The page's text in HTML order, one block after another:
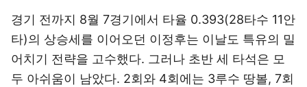
경기 전까지 8월 7경기에서 타율 0.393(28타수 11안
타)의 상승세를 이어오던 이정후는 이날도 특유의 밀
어치기 전략을 고수했다. 그러나 초반 세 타석은 모
두 아쉬움이 남았다. 2회와 4회에는 3루수 땅볼, 7회